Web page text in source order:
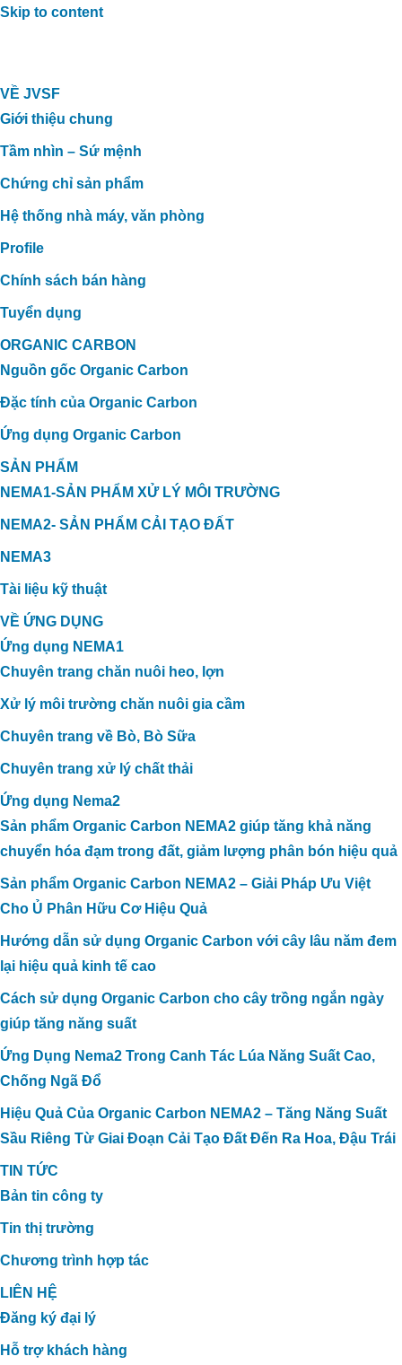
Skip to content
VỀ JVSF
Giới thiệu chung
Tầm nhìn – Sứ mệnh
Chứng chỉ sản phẩm
Hệ thống nhà máy, văn phòng
Profile
Chính sách bán hàng
Tuyển dụng
ORGANIC CARBON
Nguồn gốc Organic Carbon
Đặc tính của Organic Carbon
Ứng dụng Organic Carbon
SẢN PHẨM
NEMA1-SẢN PHẨM XỬ LÝ MÔI TRƯỜNG
NEMA2- SẢN PHẨM CẢI TẠO ĐẤT
NEMA3
Tài liệu kỹ thuật
VỀ ỨNG DỤNG
Ứng dụng NEMA1
Chuyên trang chăn nuôi heo, lợn
Xử lý môi trường chăn nuôi gia cầm
Chuyên trang về Bò, Bò Sữa
Chuyên trang xử lý chất thải
Ứng dụng Nema2
Sản phẩm Organic Carbon NEMA2 giúp tăng khả năng
chuyển hóa đạm trong đất, giảm lượng phân bón hiệu quả
Sản phẩm Organic Carbon NEMA2 – Giải Pháp Ưu Việt
Cho Ủ Phân Hữu Cơ Hiệu Quả
Hướng dẫn sử dụng Organic Carbon với cây lâu năm đem
lại hiệu quả kinh tế cao
Cách sử dụng Organic Carbon cho cây trồng ngắn ngày
giúp tăng năng suất
Ứng Dụng Nema2 Trong Canh Tác Lúa Năng Suất Cao,
Chống Ngã Đổ
Hiệu Quả Của Organic Carbon NEMA2 – Tăng Năng Suất
Sầu Riêng Từ Giai Đoạn Cải Tạo Đất Đến Ra Hoa, Đậu Trái
TIN TỨC
Bản tin công ty
Tin thị trường
Chương trình hợp tác
LIÊN HỆ
Đăng ký đại lý
Hỗ trợ khách hàng